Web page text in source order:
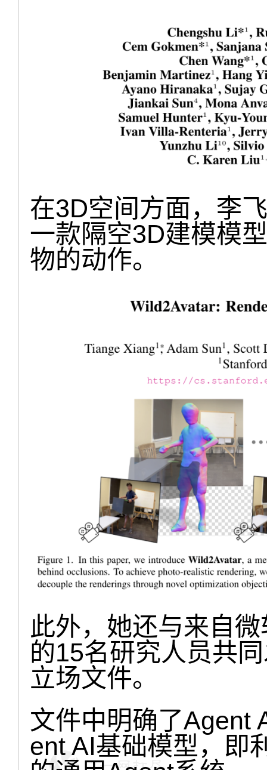
在3D空间方面，李
一款隔空3D建模模
物的动作。
此外，她还与来自
的15名研究人员共
立场文件。
文件中明确了Agent
ent AI基础模型，即